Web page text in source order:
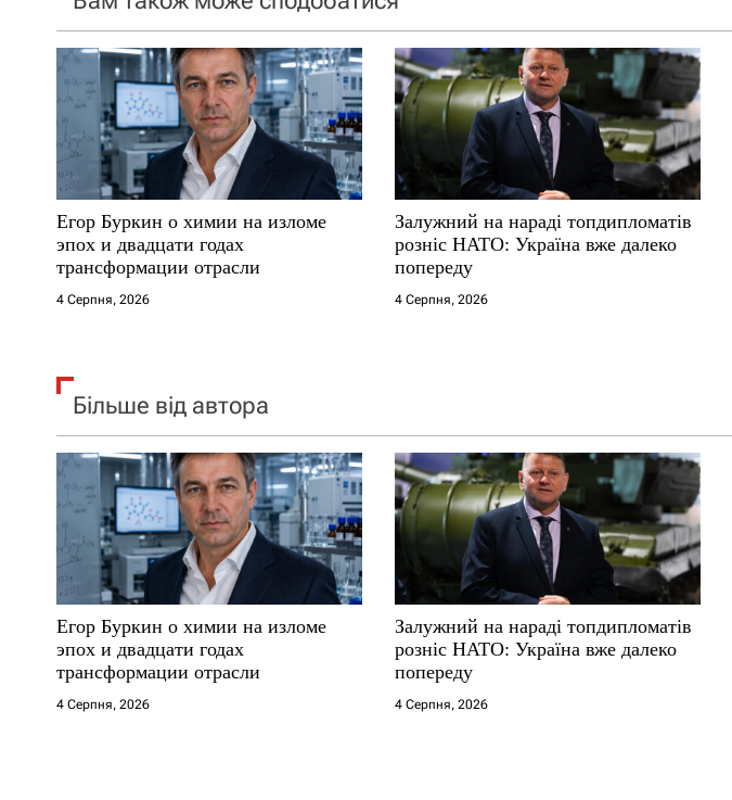
а
п
и
с
і
в
Егор Буркин о химии на изломе
эпох и двадцати годах
трансформации отрасли
4 Серпня, 2026
Залужний на нараді топдипломатів
розніс НАТО: Україна вже далеко
попереду
4 Серпня, 2026
Більше від автора
Егор Буркин о химии на изломе
эпох и двадцати годах
трансформации отрасли
4 Серпня, 2026
Залужний на нараді топдипломатів
розніс НАТО: Україна вже далеко
попереду
4 Серпня, 2026